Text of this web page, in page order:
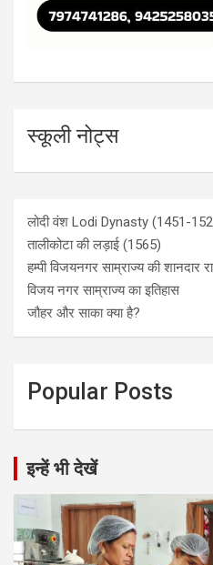
स्कूली नोट्स
लोदी वंश Lodi Dynasty (1451-
तालीकोटा की लड़ाई (1565)
हम्पी विजयनगर साम्राज्य की शानदार
विजय नगर साम्राज्य का इतिहास
जौहर और साका क्या है?
Popular Posts
इन्हें भी देखें